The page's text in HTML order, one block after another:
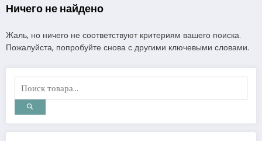
Ничего не найдено
Жаль, но ничего не соответствуют критериям вашего поиска.
Пожалуйста, попробуйте снова с другими ключевыми словами.